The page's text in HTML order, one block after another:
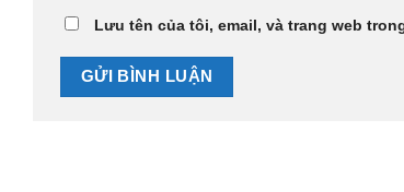
Lưu tên của tôi, email, và trang web